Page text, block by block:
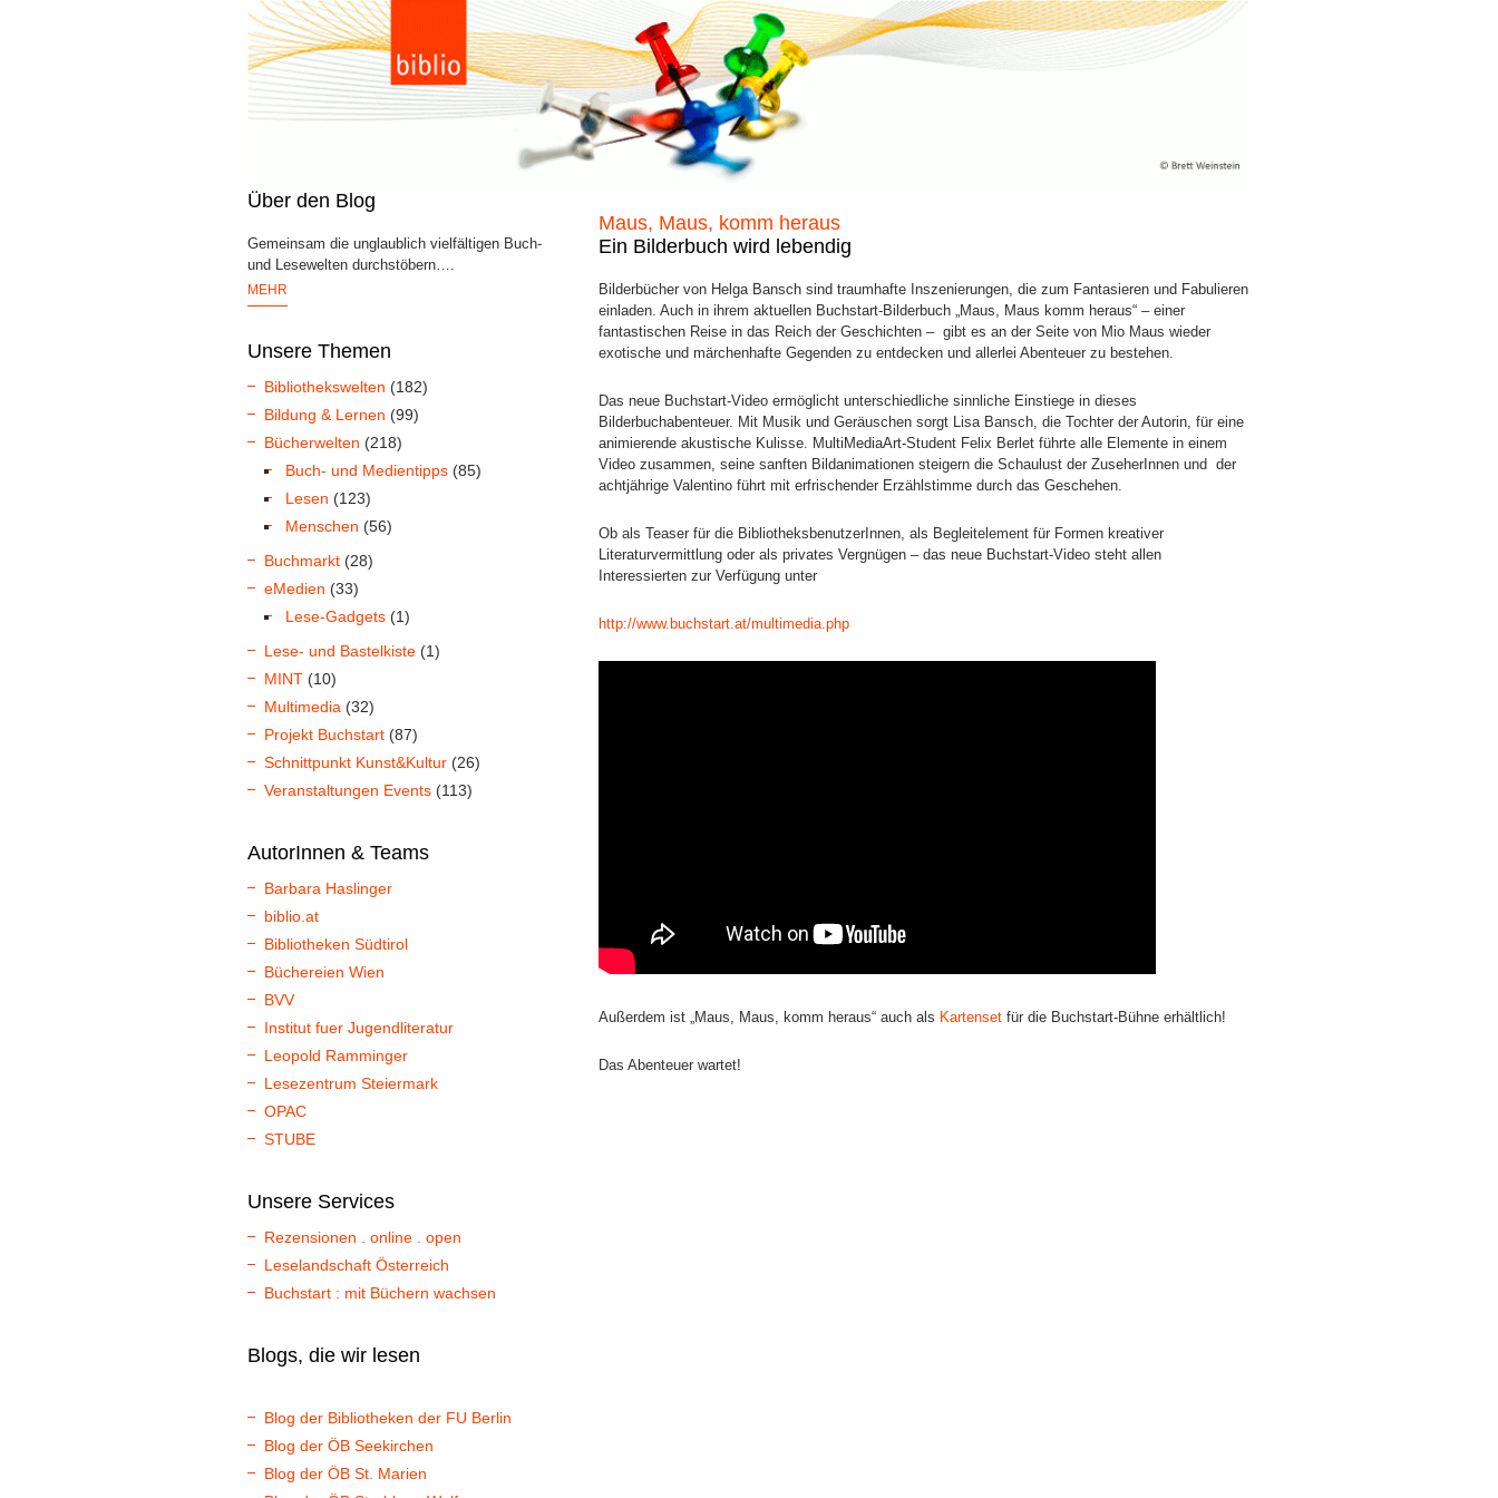
Über den Blog
Gemeinsam die unglaublich vielfältigen Buch-
und Lesewelten durchstöbern….
MEHR
Unsere Themen
Bibliothekswelten (182)
Bildung & Lernen (99)
Bücherwelten (218)
Buch- und Medientipps (85)
Lesen (123)
Menschen (56)
Buchmarkt (28)
eMedien (33)
Lese-Gadgets (1)
Lese- und Bastelkiste (1)
MINT (10)
Multimedia (32)
Projekt Buchstart (87)
Schnittpunkt Kunst&Kultur (26)
Veranstaltungen Events (113)
AutorInnen & Teams
Barbara Haslinger
biblio.at
Bibliotheken Südtirol
Büchereien Wien
BVV
Institut fuer Jugendliteratur
Leopold Ramminger
Lesezentrum Steiermark
OPAC
STUBE
Unsere Services
Rezensionen . online . open
Leselandschaft Österreich
Buchstart : mit Büchern wachsen
Blogs, die wir lesen
Blog der Bibliotheken der FU Berlin
Blog der ÖB Seekirchen
Blog der ÖB St. Marien
Maus, Maus, komm heraus
Ein Bilderbuch wird lebendig
Bilderbücher von Helga Bansch sind traumhafte Inszenierungen, die zum Fantasieren und Fabulieren
einladen. Auch in ihrem aktuellen Buchstart-Bilderbuch „Maus, Maus komm heraus“ – einer
fantastischen Reise in das Reich der Geschichten – gibt es an der Seite von Mio Maus wieder
exotische und märchenhafte Gegenden zu entdecken und allerlei Abenteuer zu bestehen.
Das neue Buchstart-Video ermöglicht unterschiedliche sinnliche Einstiege in dieses
Bilderbuchabenteuer. Mit Musik und Geräuschen sorgt Lisa Bansch, die Tochter der Autorin, für eine
animierende akustische Kulisse. MultiMediaArt-Student Felix Berlet führte alle Elemente in einem
Video zusammen, seine sanften Bildanimationen steigern die Schaulust der ZuseherInnen und der
achtjährige Valentino führt mit erfrischender Erzählstimme durch das Geschehen.
Ob als Teaser für die BibliotheksbenutzerInnen, als Begleitelement für Formen kreativer
Literaturvermittlung oder als privates Vergnügen – das neue Buchstart-Video steht allen
Interessierten zur Verfügung unter
http://www.buchstart.at/multimedia.php
Außerdem ist „Maus, Maus, komm heraus“ auch als Kartenset für die Buchstart-Bühne erhältlich!
Das Abenteuer wartet!